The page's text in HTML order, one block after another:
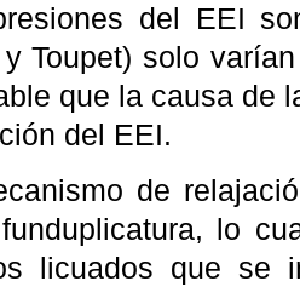
del EEI
Toupet) solo
que la causa de
del EEI.
de
lo
licuados que se